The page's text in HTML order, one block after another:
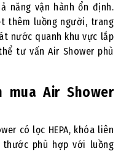
năng vận hành ổn định.
thêm luồng người, trang
nước quanh khu vực lắp
tư vấn Air Shower phù
mua Air Shower
có lọc HEPA, khóa liên
phù hợp với luồng